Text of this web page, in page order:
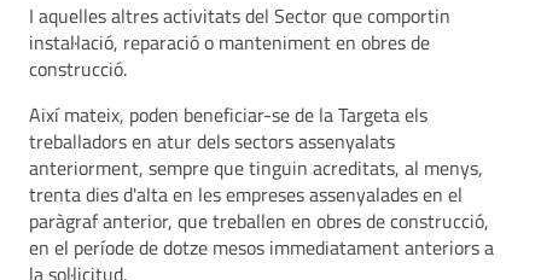
I aquelles altres activitats del Sector que comportin
instal·lació, reparació o manteniment en obres de
construcció.
Així mateix, poden beneficiar-se de la Targeta els
treballadors en atur dels sectors assenyalats
anteriorment, sempre que tinguin acreditats, al menys,
trenta dies d'alta en les empreses assenyalades en el
paràgraf anterior, que treballen en obres de construcció,
en el període de dotze mesos immediatament anteriors a
la sol·licitud.